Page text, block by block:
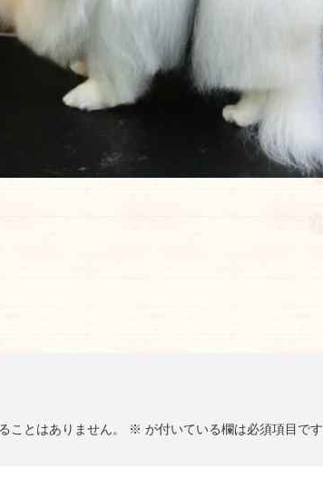
ことはありません。 ※ が付いている欄は必須項目です